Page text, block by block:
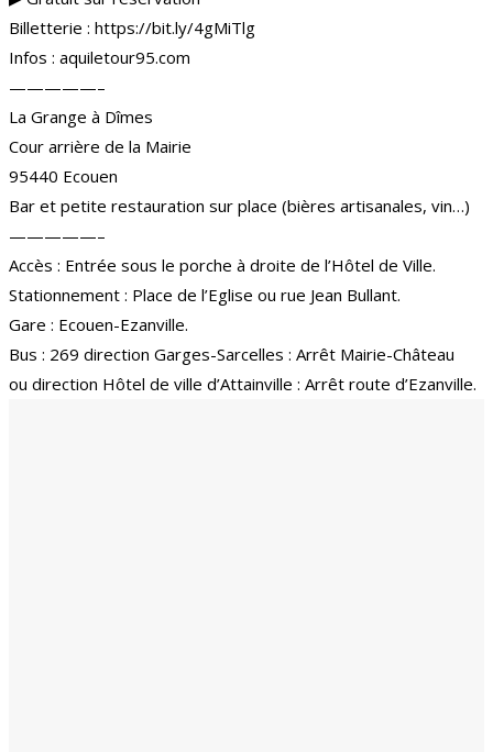
Billetterie : https://bit.ly/4gMiTlg
Infos : aquiletour95.com
—————–
La Grange à Dîmes
Cour arrière de la Mairie
95440 Ecouen
Bar et petite restauration sur place (bières artisanales, vin…)
—————–
Accès : Entrée sous le porche à droite de l’Hôtel de Ville.
Stationnement : Place de l’Eglise ou rue Jean Bullant.
Gare : Ecouen-Ezanville.
Bus : 269 direction Garges-Sarcelles : Arrêt Mairie-Château
ou direction Hôtel de ville d’Attainville : Arrêt route d’Ezanville.